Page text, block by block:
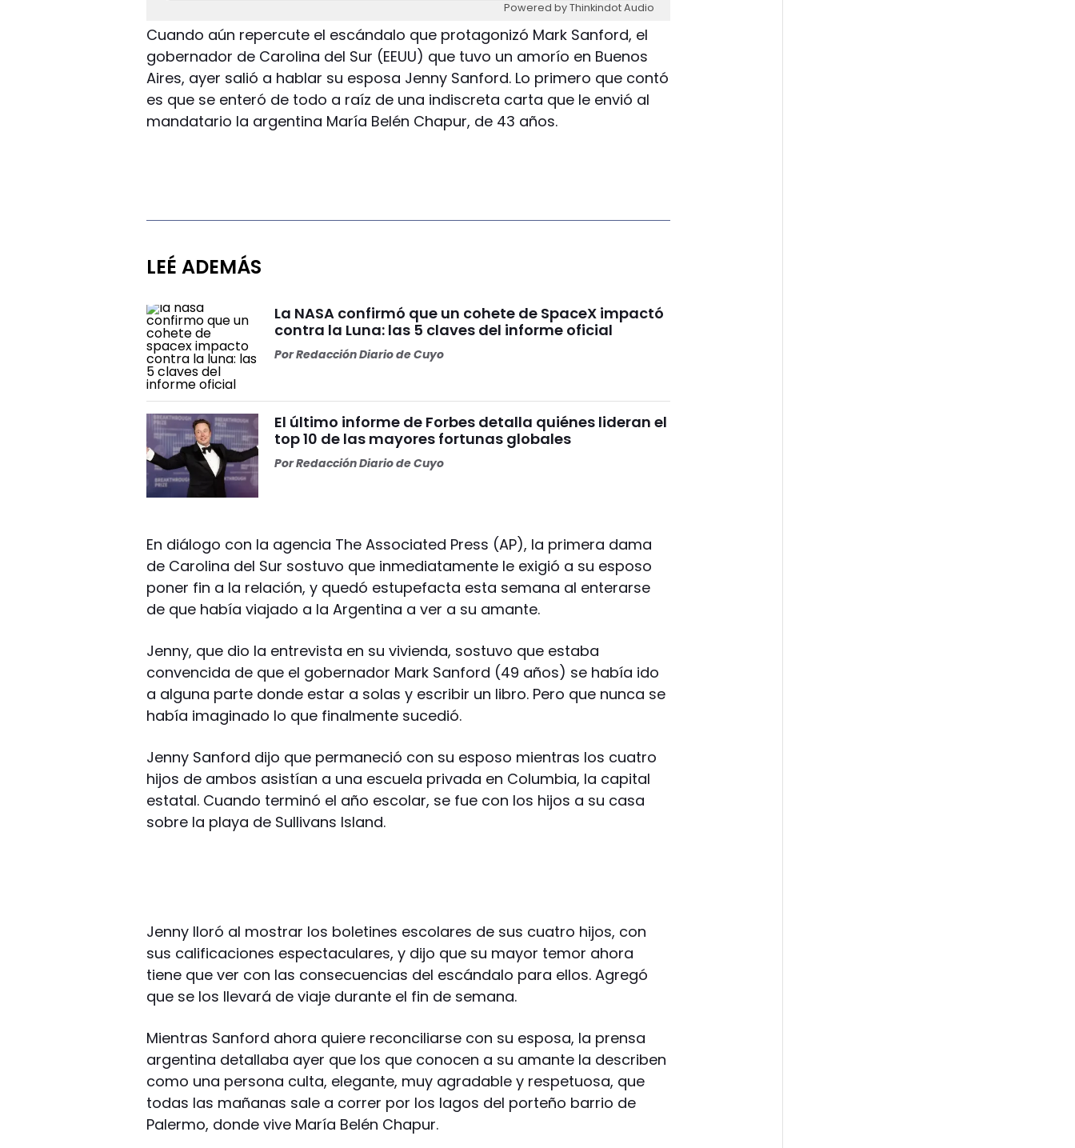
Powered by Thinkindot Audio
Cuando aún repercute el escándalo que protagonizó Mark Sanford, el
gobernador de Carolina del Sur (EEUU) que tuvo un amorío en Buenos
Aires, ayer salió a hablar su esposa Jenny Sanford. Lo primero que contó
es que se enteró de todo a raíz de una indiscreta carta que le envió al
mandatario la argentina María Belén Chapur, de 43 años.
LEÉ ADEMÁS
La NASA confirmó que un cohete de SpaceX impactó
contra la Luna: las 5 claves del informe oficial
PorRedacción Diario de Cuyo
El último informe de Forbes detalla quiénes lideran el
top 10 de las mayores fortunas globales
PorRedacción Diario de Cuyo
En diálogo con la agencia The Associated Press (AP), la primera dama
de Carolina del Sur sostuvo que inmediatamente le exigió a su esposo
poner fin a la relación, y quedó estupefacta esta semana al enterarse
de que había viajado a la Argentina a ver a su amante.
Jenny, que dio la entrevista en su vivienda, sostuvo que estaba
convencida de que el gobernador Mark Sanford (49 años) se había ido
a alguna parte donde estar a solas y escribir un libro. Pero que nunca se
había imaginado lo que finalmente sucedió.
Jenny Sanford dijo que permaneció con su esposo mientras los cuatro
hijos de ambos asistían a una escuela privada en Columbia, la capital
estatal. Cuando terminó el año escolar, se fue con los hijos a su casa
sobre la playa de Sullivans Island.
Jenny lloró al mostrar los boletines escolares de sus cuatro hijos, con
sus calificaciones espectaculares, y dijo que su mayor temor ahora
tiene que ver con las consecuencias del escándalo para ellos. Agregó
que se los llevará de viaje durante el fin de semana.
Mientras Sanford ahora quiere reconciliarse con su esposa, la prensa
argentina detallaba ayer que los que conocen a su amante la describen
como una persona culta, elegante, muy agradable y respetuosa, que
todas las mañanas sale a correr por los lagos del porteño barrio de
Palermo, donde vive María Belén Chapur.